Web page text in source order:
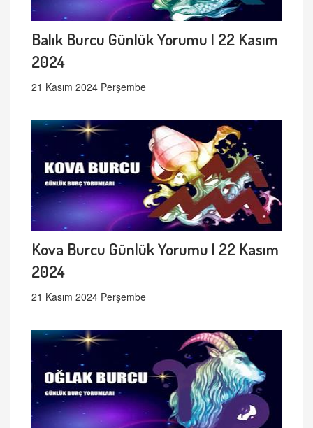
Balık Burcu Günlük Yorumu | 22 Kasım
2024
21 Kasım 2024 Perşembe
Kova Burcu Günlük Yorumu | 22 Kasım
2024
21 Kasım 2024 Perşembe